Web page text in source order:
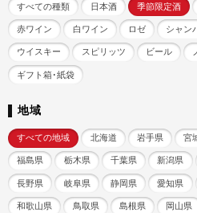
すべての種類 日本酒 季節限定酒
赤ワイン 白ワイン ロゼ シャン
ウイスキー スピリッツ ビール
ギフト箱･紙袋
地域
すべての地域 北海道 岩手県 宮
福島県 栃木県 千葉県 新潟県
長野県 岐阜県 静岡県 愛知県
和歌山県 鳥取県 島根県 岡山県